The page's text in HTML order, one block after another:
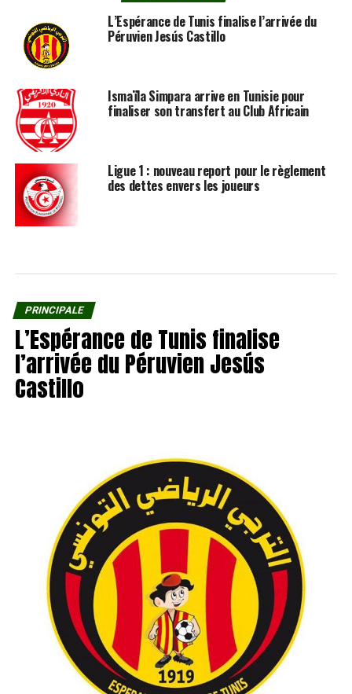
L’Espérance de Tunis finalise l’arrivée du
Péruvien Jesús Castillo
Ismaïla Simpara arrive en Tunisie pour
finaliser son transfert au Club Africain
Ligue 1 : nouveau report pour le règlement
des dettes envers les joueurs
PRINCIPALE
L’Espérance de Tunis finalise
l’arrivée du Péruvien Jesús
Castillo